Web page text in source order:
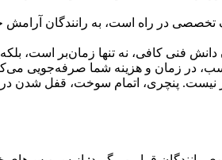
تخصصی در راه است، به رانندگان
دانش فنی کافی، نه تنها زمان‌بر است،
در زمان و هزینه شما صرفه‌جویی
نیست. پنچری، اتمام سوخت، قفل شدن